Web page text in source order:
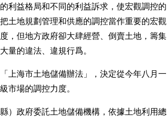
利益格局和不同的利益訴求，使宏觀調控的
土地規劃管理和供應的調控當作重要的宏觀
，但地方政府卻大肆經營、倒賣土地，籌集
量的違法、違規行爲。
上海市土地儲備辦法」，決定從今年八月一
市場的調控力度。
）政府委託土地儲備機構，依據土地利用總